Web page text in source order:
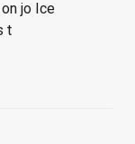
jo Ice
t